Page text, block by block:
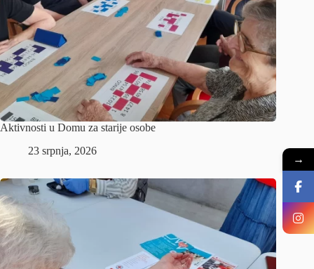
Aktivnosti u Domu za starije osobe
23 srpnja, 2026
→